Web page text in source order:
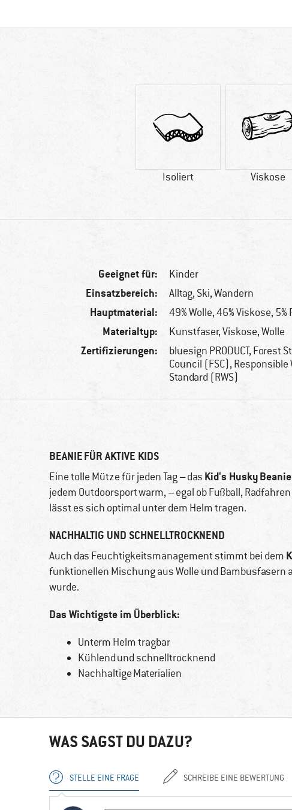
Isoliert Viskose
Geeignet für: Kinder
Einsatzbereich: Alltag, Ski, Wandern
Hauptmaterial: 49% Wolle, 46% Viskose,
Materialtyp: Kunstfaser, Viskose, Wolle
Zertifizierungen:
bluesign PRODUCT, Forest
Council (FSC), Responsible
Standard (RWS)
BEANIE FÜR AKTIVE KIDS
Eine tolle Mütze für jeden Tag – das Kid's Husky Beanie
jedem Outdoorsport warm, – egal ob Fußball,
lässt es sich optimal unter dem Helm tragen.
NACHHALTIG UND SCHNELLTROCKNEND
Auch das Feuchtigkeitsmanagement stimmt bei dem
funktionellen Mischung aus Wolle und Bambusfasern
wurde.
Das Wichtigste im Überblick:
Unterm Helm tragbar
Kühlend und schnelltrocknend
Nachhaltige Materialien
WAS SAGST DU DAZU?
STELLE EINE FRAGE SCHREIBE EINE BEWERTUNG